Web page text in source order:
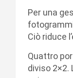
Per una
Ciò riduce
Quattro
diviso 2×2.